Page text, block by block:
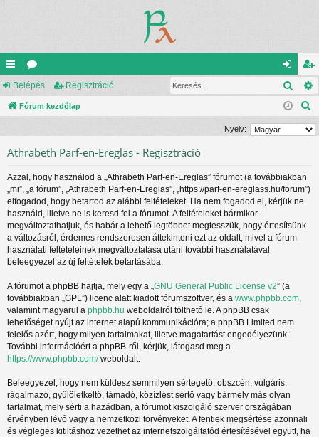
yo
rs
ke
ór
u
ok
el
ép
eg
is
ztr
Belépés Regisztráció
Fórum kezdőlap
r
Nyelv:
Athrabeth Parf-en-Ereglas - Regisztráció
Azzal, hogy használod a „Athrabeth Parf-en-Ereglas” fórumot (a továbbiakban
„mi”, „a fórum”, „Athrabeth Parf-en-Ereglas”, „https://parf-en-ereglass.hu/forum”)
elfogadod, hogy betartod az alábbi feltételeket. Ha nem fogadod el, kérjük ne
használd, illetve ne is keresd fel a fórumot. A feltételeket bármikor
megváltoztathatjuk, és habár a lehető legtöbbet megtesszük, hogy értesítsünk
a változásról, érdemes rendszeresen áttekinteni ezt az oldalt, mivel a fórum
használati feltételeinek megváltoztatása utáni további használatával
beleegyezel az új feltételek betartásába.
A fórumot a phpBB hajtja, mely egy a „ GNU General Public License v2” (a
továbbiakban „GPL”) licenc alatt kiadott fórumszoftver, és a www.phpbb.com
valamint magyarul a phpbb.hu weboldalról tölthető le. A phpBB csak
lehetőséget nyújt az internet alapú kommunikációra; a phpBB Limited nem
felelős azért, hogy milyen tartalmakat, illetve magatartást engedélyezünk.
További információért a phpBB-ről, kérjük, látogasd meg a
https://www.phpbb.com/weboldalt.
Beleegyezel, hogy nem küldesz semmilyen sértegető, obszcén, vulgáris,
rágalmazó, gyűlöletkeltő, támadó, közízlést sértő vagy bármely más olyan
tartalmat, mely sérti a hazádban, a fórumot kiszolgáló szerver országában
érvényben lévő vagy a nemzetközi törvényeket. A fentiek megsértése azonnali
és végleges kitiltáshoz vezethet az internetszolgáltatód értesítésével együtt, ha